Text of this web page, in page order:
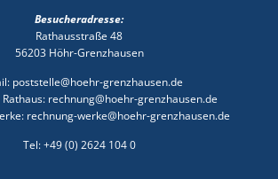
Besucheradresse:
Rathausstraße 48
56203 Höhr-Grenzhausen
poststelle@hoehr-grenzhausen.de
Rathaus: rechnung@hoehr-grenzhausen.de
rechnung-werke@hoehr-grenzhausen.de
Tel: +49 (0) 2624 104 0